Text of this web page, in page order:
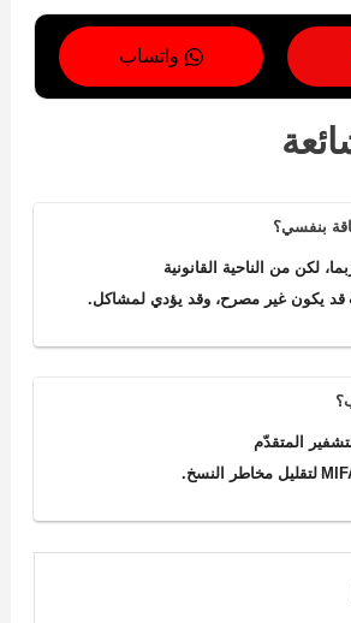
واتساب
بنفسي؟
لكن من الناحية القانونية
قد يكون غير مصرح، وقد يؤدي لمشاكل.
المتقدّم